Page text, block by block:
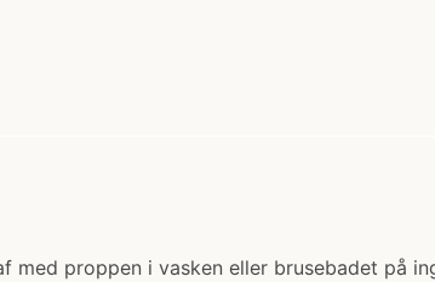
med proppen i vasken eller brusebadet på